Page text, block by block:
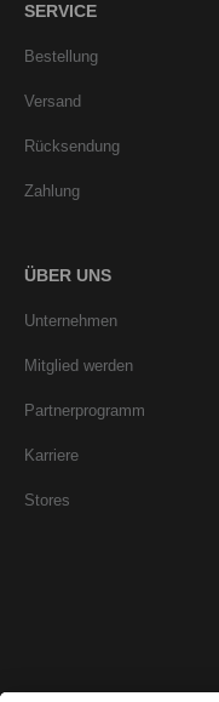
SERVICE
Bestellung
Versand
Rücksendung
Zahlung
ÜBER UNS
Unternehmen
Mitglied werden
Partnerprogramm
Karriere
Stores